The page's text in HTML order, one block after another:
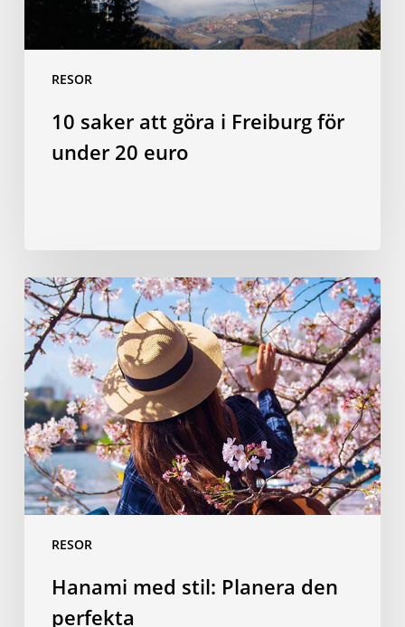
RESOR
10 saker att göra i Freiburg för
under 20 euro
RESOR
Hanami
med
stil:
Planera
den
perfekta
körsbärsblomningspicknicken
Hanami med stil: Planera den
perfekta